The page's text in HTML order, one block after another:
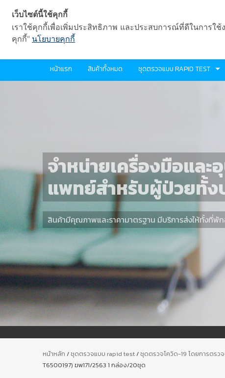
หน้าแรก สินค้าทั้งหมด ชุดตรวจแบบ RAPID TEST
หน้าหลัก /ชุดตรวจแบบ rapid test/ชุดตรวจโควิด-19 โดยการตรว
T6500197) ฆพ171/2563 1 กล่อง/20ชุด
เว็บไซต์นี้ใช้คุกกี้
เราใช้คุกกี้เพื่อเพิ่มประสิทธิภาพ และประสบการณ์ที่ดีในการใ
คุกกี้" นโยบายคุกกี้